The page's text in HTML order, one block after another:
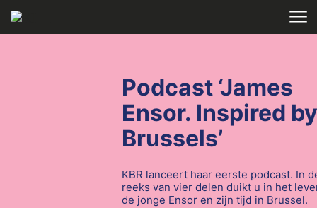
Skip to main content
Podcast ‘James
Ensor. Inspired by
Brussels’
KBR lanceert haar eerste podcast. In
reeks van vier delen duikt u in het
de jonge Ensor en zijn tijd in Brussel.